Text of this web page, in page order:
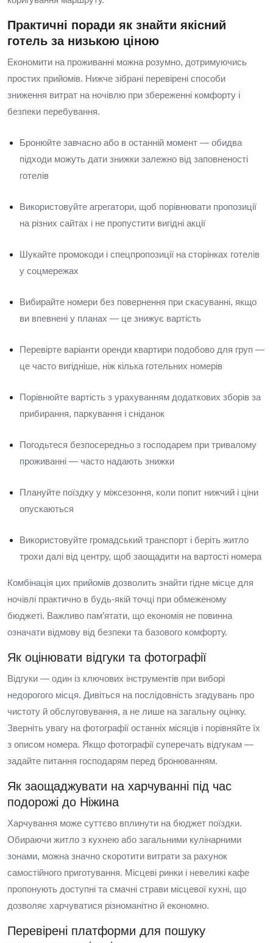
Практичні поради як знайти якісний
готель за низькою ціною
Економити на проживанні можна розумно, дотримуючись
простих прийомів. Нижче зібрані перевірені способи
зниження витрат на ночівлю при збереженні комфорту і
безпеки перебування.
Бронюйте завчасно або в останній момент — обидва
підходи можуть дати знижки залежно від заповненості
готелів
Використовуйте агрегатори, щоб порівнювати пропозиції
на різних сайтах і не пропустити вигідні акції
Шукайте промокоди і спецпропозиції на сторінках готелів
у соцмережах
Вибирайте номери без повернення при скасуванні, якщо
ви впевнені у планах — це знижує вартість
Перевірте варіанти оренди квартири подобово для груп —
це часто вигідніше, ніж кілька готельних номерів
Порівнюйте вартість з урахуванням додаткових зборів за
прибирання, паркування і сніданок
Погодьтеся безпосередньо з господарем при тривалому
проживанні — часто надають знижки
Плануйте поїздку у міжсезоння, коли попит нижчий і ціни
опускаються
Використовуйте громадський транспорт і беріть житло
трохи далі від центру, щоб заощадити на вартості номера
Комбінація цих прийомів дозволить знайти гідне місце для
ночівлі практично в будь‑якій точці при обмеженому
бюджеті. Важливо пам’ятати, що економія не повинна
означати відмову від безпеки та базового комфорту.
Як оцінювати відгуки та фотографії
Відгуки — один із ключових інструментів при виборі
недорогого місця. Дивіться на послідовність згадувань про
чистоту й обслуговування, а не лише на загальну оцінку.
Зверніть увагу на фотографії останніх місяців і порівняйте їх
з описом номера. Якщо фотографії суперечать відгукам —
задайте питання господарям перед бронюванням.
Як заощаджувати на харчуванні під час
подорожі до Ніжина
Харчування може суттєво вплинути на бюджет поїздки.
Обираючи житло з кухнею або загальними кулінарними
зонами, можна значно скоротити витрати за рахунок
самостійного приготування. Місцеві ринки і невеликі кафе
пропонують доступні та смачні страви місцевої кухні, що
дозволяє харчуватися різноманітно й економно.
Перевірені платформи для пошуку